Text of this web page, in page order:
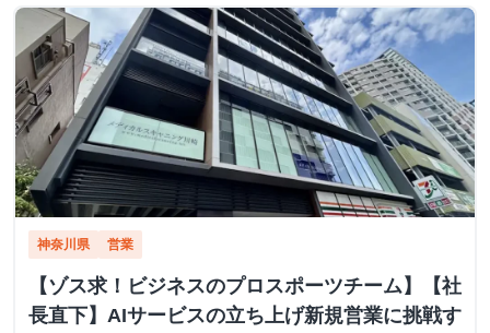
神奈川県 営業
【ゾス求！ビジネスのプロスポーツチーム】【社
長直下】AIサービスの立ち上げ新規営業に挑戦す